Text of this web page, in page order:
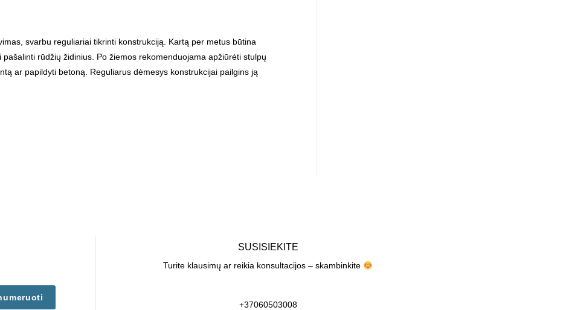
svarbu reguliariai tikrinti konstrukciją. Kartą per metus būtina
rūdžių židinius. Po žiemos rekomenduojama apžiūrėti stulpų
ar papildyti betoną. Reguliarus dėmesys konstrukcijai pailgins ją
SUSISIEKITE
Turite klausimų ar reikia konsultacijos – skambinkite
+37060503008